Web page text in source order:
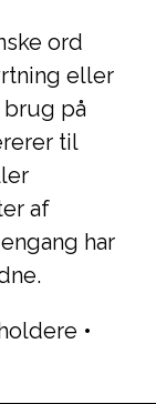
ord
eller
på
til
af
har
•